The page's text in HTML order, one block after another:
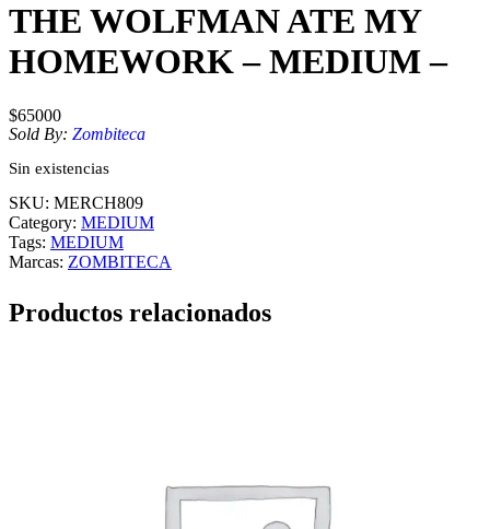
THE WOLFMAN ATE MY
HOMEWORK – MEDIUM –
$65000
Sold By: Zombiteca
Sin existencias
SKU: MERCH809
Category: MEDIUM
Tags: MEDIUM
Marcas: ZOMBITECA
Productos relacionados